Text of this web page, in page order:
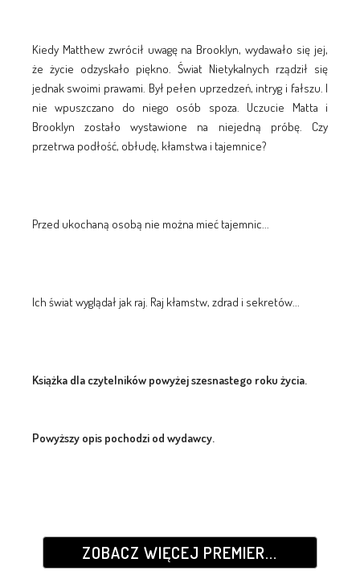
Kiedy Matthew zwrócił uwagę na Brooklyn, wydawało się jej,
że życie odzyskało piękno. Świat Nietykalnych rządził się
jednak swoimi prawami. Był pełen uprzedzeń, intryg i fałszu. I
nie wpuszczano do niego osób spoza. Uczucie Matta i
Brooklyn zostało wystawione na niejedną próbę. Czy
przetrwa podłość, obłudę, kłamstwa i tajemnice?
Przed ukochaną osobą nie można mieć tajemnic...
Ich świat wyglądał jak raj. Raj kłamstw, zdrad i sekretów...
Książka dla czytelników powyżej szesnastego roku życia.
Powyższy opis pochodzi od wydawcy.
ZOBACZ WIĘCEJ PREMIER...